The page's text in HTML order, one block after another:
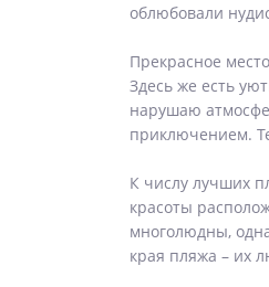
облюбовали
Прекрасное
Здесь же есть
нарушаю
приключением.
К числу лучших
красоты
многолюдны,
края пляжа – их